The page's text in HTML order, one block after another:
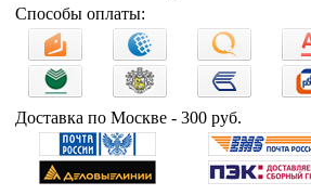
Способы оплаты:
Доставка по Москве - 300 руб.